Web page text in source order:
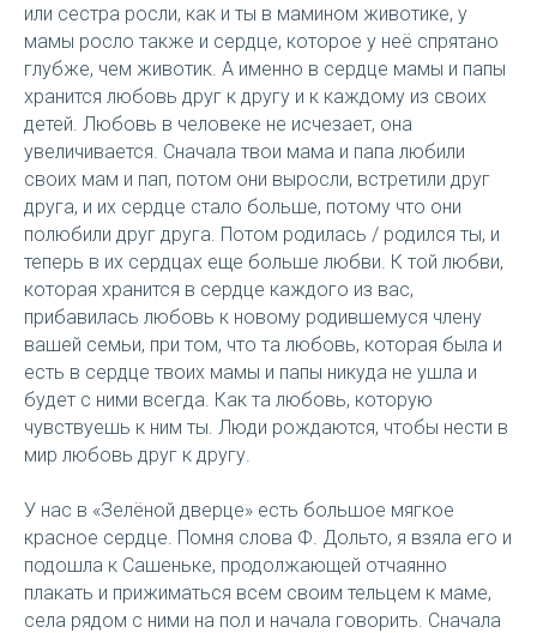
или сестра росли, как и ты в мамином животике, у
мамы росло также и сердце, которое у неё спрятано
глубже, чем животик. А именно в сердце мамы и папы
хранится любовь друг к другу и к каждому из своих
детей. Любовь в человеке не исчезает, она
увеличивается. Сначала твои мама и папа любили
своих мам и пап, потом они выросли, встретили друг
друга, и их сердце стало больше, потому что они
полюбили друг друга. Потом родилась / родился ты, и
теперь в их сердцах еще больше любви. К той любви,
которая хранится в сердце каждого из вас,
прибавилась любовь к новому родившемуся члену
вашей семьи, при том, что та любовь, которая была и
есть в сердце твоих мамы и папы никуда не ушла и
будет с ними всегда. Как та любовь, которую
чувствуешь к ним ты. Люди рождаются, чтобы нести в
мир любовь друг к другу.
У нас в «Зелёной дверце» есть большое мягкое
красное сердце. Помня слова Ф. Дольто, я взяла его и
подошла к Сашеньке, продолжающей отчаянно
плакать и прижиматься всем своим тельцем к маме,
села рядом с ними на пол и начала говорить. Сначала